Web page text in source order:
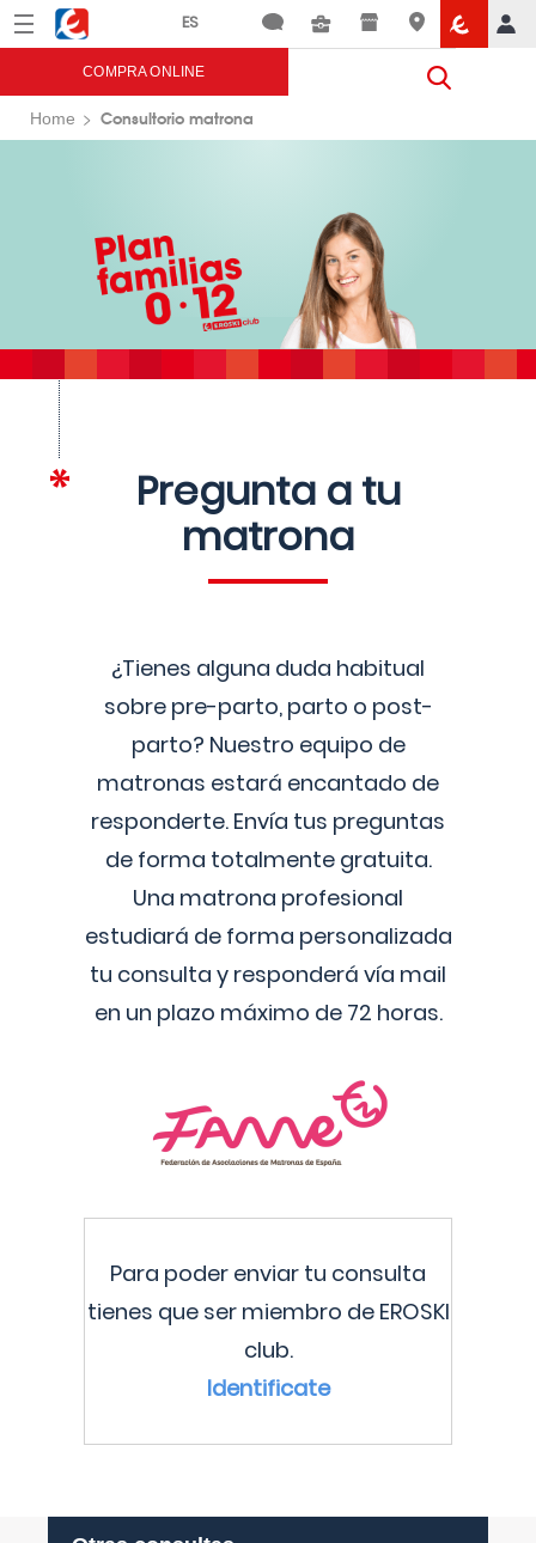
Menú Eroski
COMPRA ONLINE
Home Consultorio matrona
Pregunta a tu
matrona
¿Tienes alguna duda habitual
sobre pre-parto, parto o post-
parto? Nuestro equipo de
matronas estará encantado de
responderte. Envía tus preguntas
de forma totalmente gratuita.
Una matrona profesional
estudiará de forma personalizada
tu consulta y responderá vía mail
en un plazo máximo de 72 horas.
Para poder enviar tu consulta
tienes que ser miembro de EROSKI
club.
Identificate